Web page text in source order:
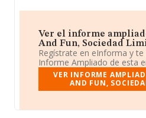
Ver el informe
And Fun, Sociedad
Regístrate en eInforma y
Informe Ampliado de esta
VER INFORME
AND FUN,